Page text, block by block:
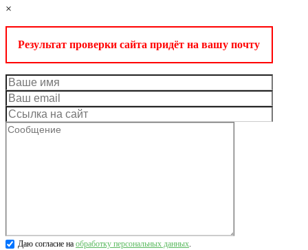
×
Результат проверки сайта придёт на вашу почту
Даю согласие на обработку персональных данных.